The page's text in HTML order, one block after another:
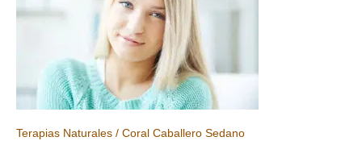
Terapias Naturales / Coral Caballero Sedano